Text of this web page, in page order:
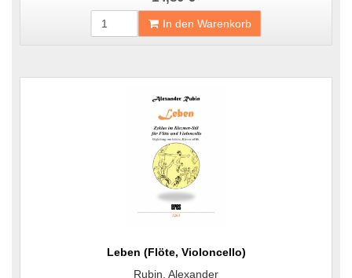
In den Warenkorb
Leben (Flöte, Violoncello)
Rubin, Alexander